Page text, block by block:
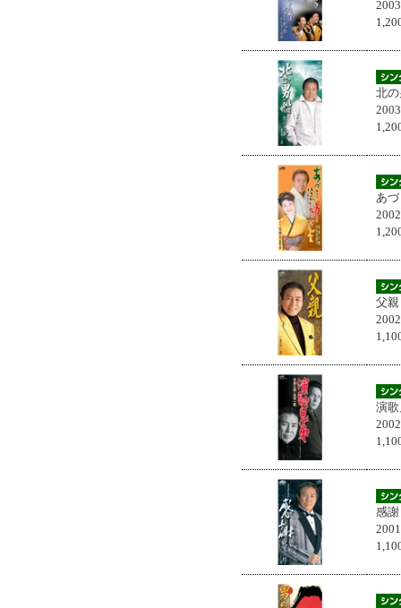
北
あ
父
演
感謝